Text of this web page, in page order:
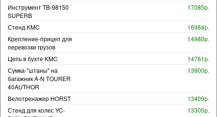
Инструмент TB-98150
SUPERB
17085р.
Стенд KMC
16984р.
Крепление-прицеп для
перевозки грузов
14980р.
Цепь в бухте KMC
14761р.
Сумка-"штаны" на
багажник A-N TOURER
40AUTHOR
13900р.
Велотренажер HORST
13409р.
Стенд для колес YC-
13305р.